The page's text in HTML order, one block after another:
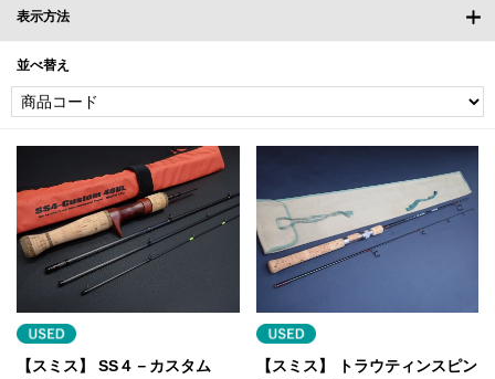
表示方法
並べ替え
【スミス】 SS４－カスタム
【スミス】 トラウティンスピン